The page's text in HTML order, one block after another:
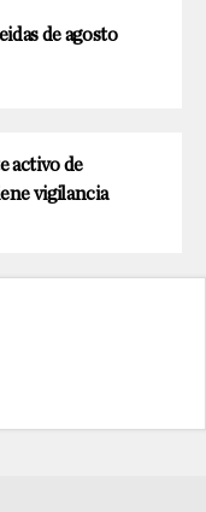
de agosto
activo de
vigilancia